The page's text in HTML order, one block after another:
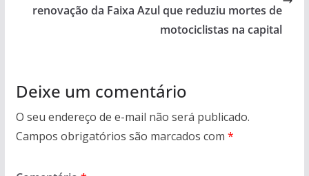
renovação da Faixa Azul que reduziu mortes de
motociclistas na capital
Deixe um comentário
O seu endereço de e-mail não será publicado.
Campos obrigatórios são marcados com *